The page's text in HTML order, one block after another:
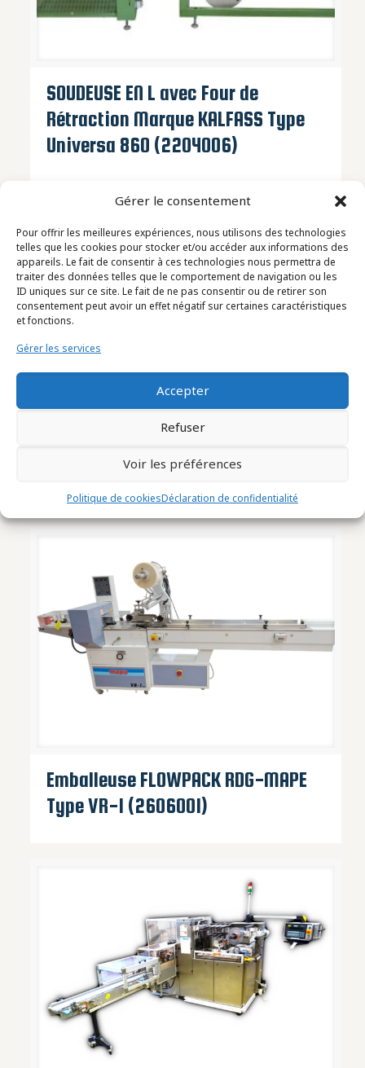
Gérer le consentement
Pour offrir les meilleures expériences, nous utilisons des technologies
telles que les cookies pour stocker et/ou accéder aux informations des
appareils. Le fait de consentir à ces technologies nous permettra de
traiter des données telles que le comportement de navigation ou les
ID uniques sur ce site. Le fait de ne pas consentir ou de retirer son
consentement peut avoir un effet négatif sur certaines caractéristiques
et fonctions.
Gérer les services
Accepter
Refuser
Voir les préférences
Politique de cookiesDéclaration de confidentialité
SOUDEUSE EN L avec Four de
Rétraction Marque KALFASS Type
Universa 860 (2204006)
500 (2307004)
Emballeuse FLOWPACK RDG-MAPE
Type VR-1 (2606001)